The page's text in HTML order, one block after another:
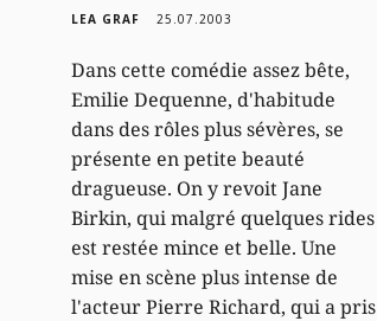
LEA GRAF 25.07.2003
Dans cette comédie assez bête,
Emilie Dequenne, d'habitude
dans des rôles plus sévères, se
présente en petite beauté
dragueuse. On y revoit Jane
Birkin, qui malgré quelques rides
est restée mince et belle. Une
mise en scène plus intense de
l'acteur Pierre Richard, qui a pris